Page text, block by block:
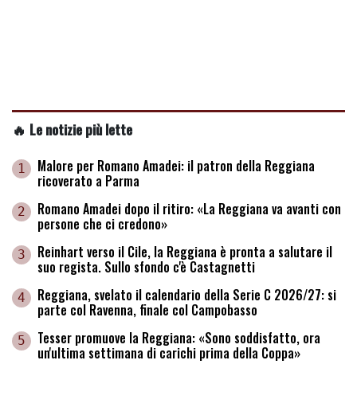
🔥 Le notizie più lette
1 Malore per Romano Amadei: il patron della Reggiana
ricoverato a Parma
2 Romano Amadei dopo il ritiro: «La Reggiana va avanti con
persone che ci credono»
3 Reinhart verso il Cile, la Reggiana è pronta a salutare il
suo regista. Sullo sfondo c'è Castagnetti
4 Reggiana, svelato il calendario della Serie C 2026/27: si
parte col Ravenna, finale col Campobasso
5 Tesser promuove la Reggiana: «Sono soddisfatto, ora
un'ultima settimana di carichi prima della Coppa»